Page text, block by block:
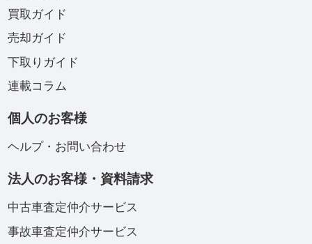
買取ガイド
売却ガイド
下取りガイド
連載コラム
個人のお客様
ヘルプ・お問い合わせ
法人のお客様・資料請求
中古車査定仲介サービス
事故車査定仲介サービス